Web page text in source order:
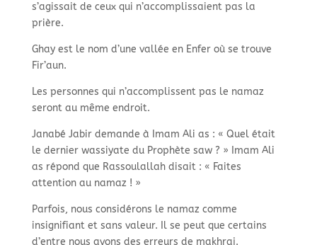
s’agissait de ceux qui n’accomplissaient pas la
prière.
Ghay est le nom d’une vallée en Enfer où se trouve
Fir’aun.
Les personnes qui n’accomplissent pas le namaz
seront au même endroit.
Janabé Jabir demande à Imam Ali as : « Quel était
le dernier wassiyate du Prophète saw ? » Imam Ali
as répond que Rassoulallah disait : « Faites
attention au namaz ! »
Parfois, nous considérons le namaz comme
insignifiant et sans valeur. Il se peut que certains
d’entre nous avons des erreurs de makhraj.